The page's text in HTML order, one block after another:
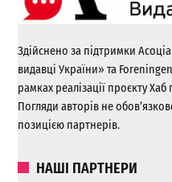
Здійснено за підтримки
видавці України» та
рамках реалізації проєкту
Погляди авторів не
позицією партнерів.
НАШІ ПАРТНЕРИ